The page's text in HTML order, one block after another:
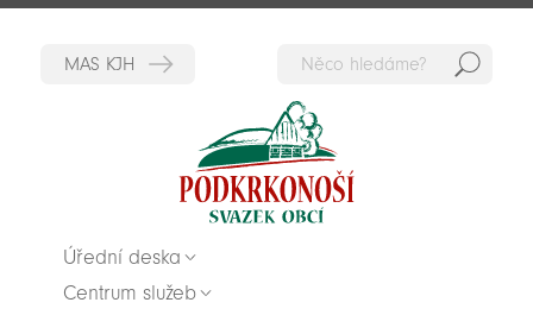
Úřední deska
Centrum služeb